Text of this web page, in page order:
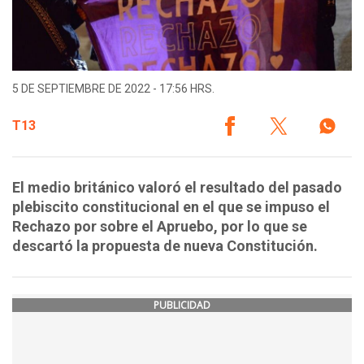
5 DE SEPTIEMBRE DE 2022 - 17:56 HRS.
T13
El medio británico valoró el resultado del pasado
plebiscito constitucional en el que se impuso el
Rechazo por sobre el Apruebo, por lo que se
descartó la propuesta de nueva Constitución.
PUBLICIDAD